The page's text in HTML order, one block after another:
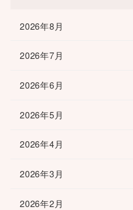
2026年8月
2026年7月
2026年6月
2026年5月
2026年4月
2026年3月
2026年2月